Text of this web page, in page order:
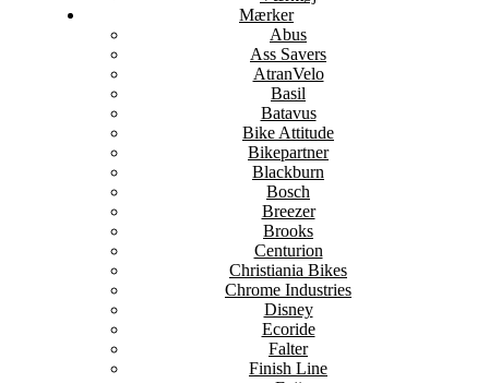
Mærker
Abus
Ass Savers
AtranVelo
Basil
Batavus
Bike Attitude
Bikepartner
Blackburn
Bosch
Breezer
Brooks
Centurion
Christiania Bikes
Chrome Industries
Disney
Ecoride
Falter
Finish Line